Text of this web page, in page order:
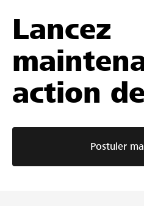
Lancez
action
Postuler